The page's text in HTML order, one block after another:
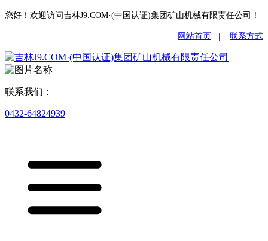
您好！欢迎访问吉林J9.COM·(中国认证)集团矿山机械有限责任公司！
网站首页 联系方式
联系我们：
0432-64824939